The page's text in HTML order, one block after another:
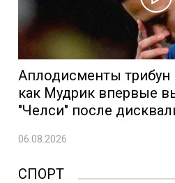
Аплодисменты
как Мудрик впервые
"Челси" после
06.08.2026
СПОРТ